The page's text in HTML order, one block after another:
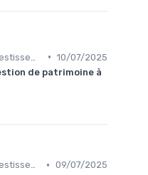
• 10/07/2025
de patrimoine à
Stratégies d'Investissement Immobilier • 09/07/2025